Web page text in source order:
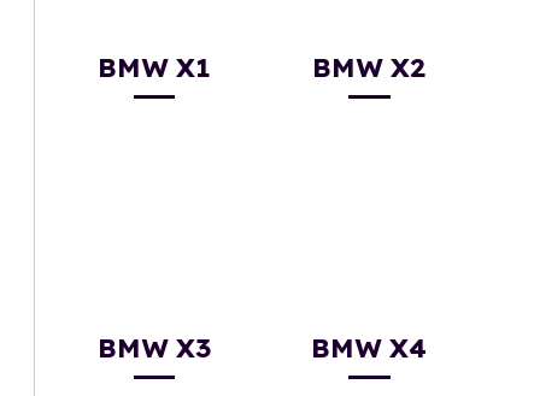
BMW X1 BMW X2
BMW X3 BMW X4